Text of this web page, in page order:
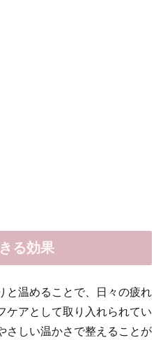
る効果
と温めることで、日々の疲れ
ケアとして取り入れられてい
さしい温かさで整えることが